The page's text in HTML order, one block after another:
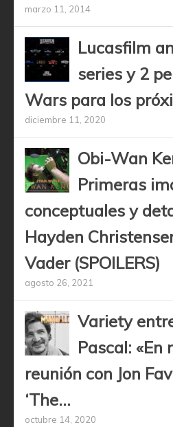
marzo 11, 2014
Lucasfilm
series y 2
Wars para los
diciembre 11, 2020
Obi-Wan
Primeras
conceptuales y
Hayden
Vader (SPOILERS)
agosto 26, 2021
Variety
Pascal: «En
reunión con Jon
‘The...
octubre 14, 2020